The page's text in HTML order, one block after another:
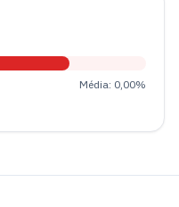
Média: 0,00%